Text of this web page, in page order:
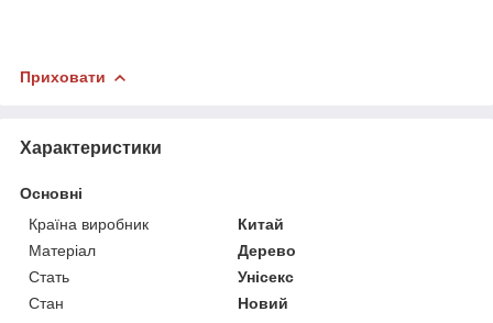
Приховати
Характеристики
Основні
Країна виробник
Китай
Матеріал
Дерево
Стать
Унісекс
Стан
Новий